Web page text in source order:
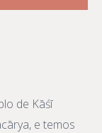
de Kāśī
e temos